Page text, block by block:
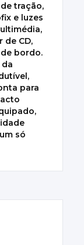
tração,
e luzes
de CD,
bordo.
da
para
só